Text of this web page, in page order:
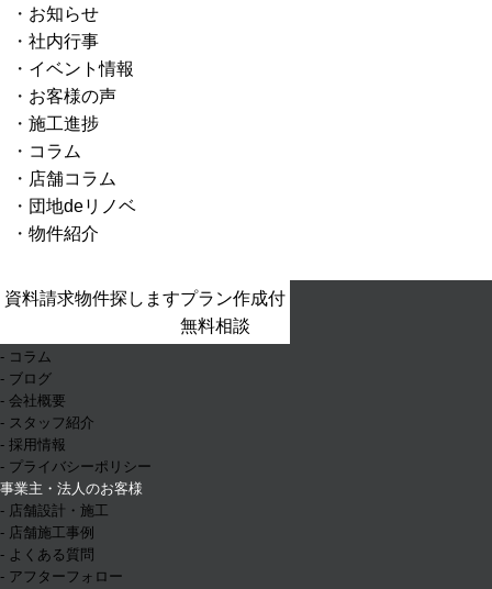
お知らせ
社内行事
イベント情報
お客様の声
施工進捗
コラム
店舗コラム
団地deリノベ
物件紹介
資料請求物件探しますプラン作成付
無料相談
- ホーム
- お知らせ
- コラム
- ブログ
- 会社概要
- スタッフ紹介
- 採用情報
- プライバシーポリシー
事業主・法人のお客様
- 店舗設計・施工
- 店舗施工事例
- よくある質問
- アフターフォロー